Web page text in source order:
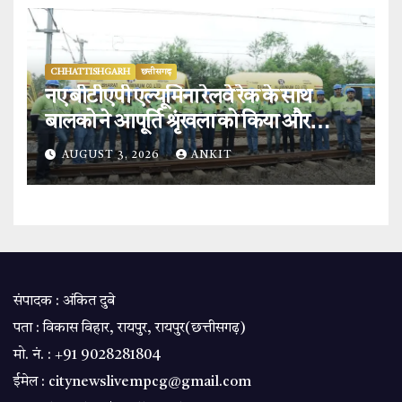
CHHATTISHGARH छत्तीसगढ़
नए बीटीएपी एल्यूमिना रेलवे रेक के साथ
बालको ने आपूर्ति श्रृंखला को किया और
मजबूत.
AUGUST 3, 2026 ANKIT
संपादक : अंकित दुबे
पता : विकास विहार, रायपुर, रायपुर(छत्तीसगढ़)
मो. नं. : +91 9028281804
ईमेल : citynewslivempcg@gmail.com